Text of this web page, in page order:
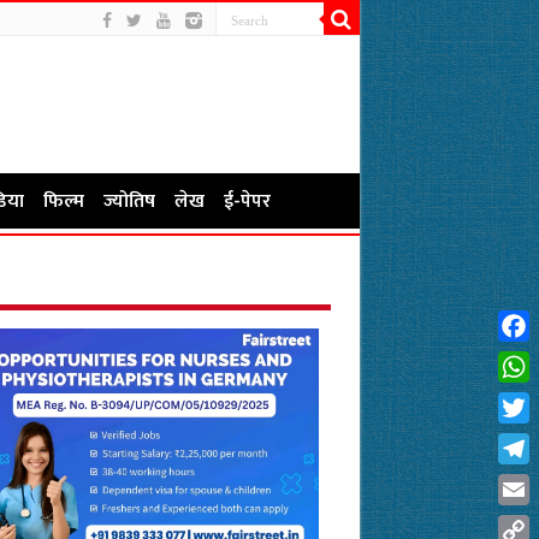
फिल्म ज्योतिष लेख ई-पेपर